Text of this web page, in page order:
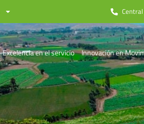
Excelencia en el servicio Innovación en